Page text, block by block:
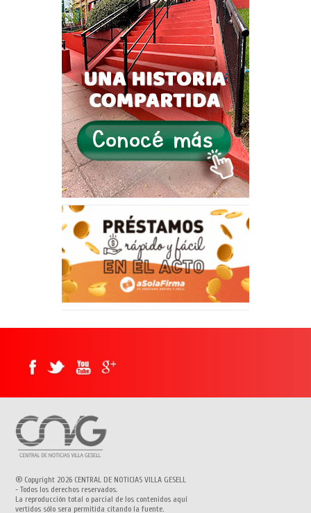
® Copyright 2026 CENTRAL DE NOTICIAS VILLA GESELL
- Todos los derechos reservados.
La reproducción total o parcial de los contenidos aquí
vertidos sólo sera permitida citando la fuente.